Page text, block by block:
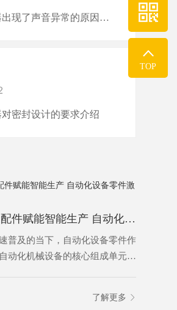
行星减速器出现了声音异常的原因介绍
密封设计的要求介绍
爱合发：精造配件赋能智能生产 自动化设备零件激活智造新动能
普及的当下，自动化设备零件作
动化机械设备的核心组成单元，
工业自动化设备完成自动化输
了解更多
TOP